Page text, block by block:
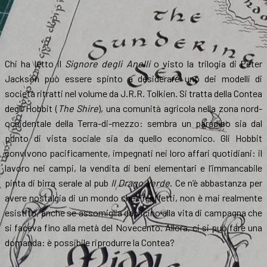
Chi ha letto il Signore degli Anellio visto la trilogia di Peter
Jackson può essere spinto a desiderare uno dei modelli di
società ritratti nel volume da J.R.R. Tolkien. Si tratta della Contea
degli Hobbit ( The Shire), una comunità agricola nella zona nord-
occidentale della Terra-di-mezzo: sembra un paradiso sia dal
punto di vista sociale sia da quello economico. Gli Hobbit
convivono pacificamente, impegnati nei loro affari quotidiani: il
lavoro nei campi, la vendita di beni elementari e l’immancabile
pinta di birra serale al pub Il Drago Verde. Ce n’è abbastanza per
avere nostalgia di un mondo che, in effetti, non è mai realmente
esistito, anche se assomiglia da vicino alla vita di campagna che
si faceva fino alla metà del Novecento. Allora, ci si può fare una
domanda: è possibile riprodurre la Contea?